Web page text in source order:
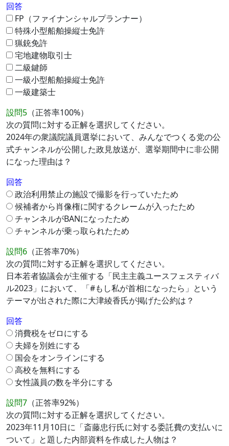
回答
FP（ファイナンシャルプランナー）
特殊小型船舶操縦士免許
猟銃免許
宅地建物取引士
二級鍵師
一級小型船舶操縦士免許
一級建築士
設問5 （正答率100%）
次の質問に対する正解を選択してください。
2024年の衆議院議員選挙において、みんなでつくる党の公
式チャンネルが公開した政見放送が、選挙期間中に非公開
になった理由は？
回答
政治利用禁止の施設で撮影を行っていたため
候補者から肖像権に関するクレームが入ったため
チャンネルがBANになったため
チャンネルが乗っ取られたため
設問6 （正答率70%）
次の質問に対する正解を選択してください。
日本若者協議会が主催する「民主主義ユースフェスティバ
ル2023」において、「#もし私が首相になったら」という
テーマが出された際に大津綾香氏が掲げた公約は？
回答
消費税をゼロにする
夫婦を別姓にする
国会をオンラインにする
高校を無料にする
女性議員の数を半分にする
設問7 （正答率92%）
次の質問に対する正解を選択してください。
2023年11月10日に「斎藤忠行氏に対する委託費の支払いに
ついて」と題した内部資料を作成した人物は？